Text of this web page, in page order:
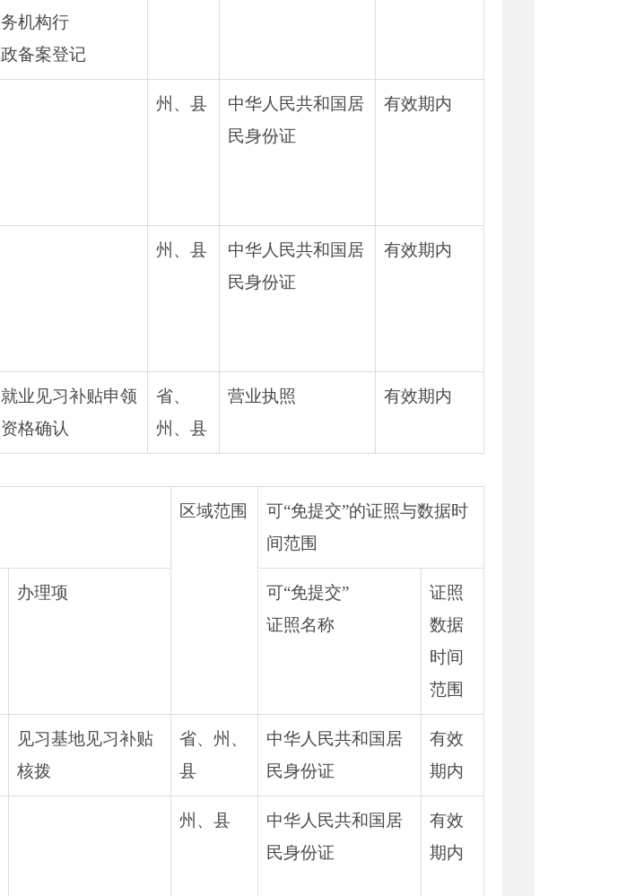
务机构行
政备案登记
州、县
中华人民共和国居
民身份证
有效期内
州、县
中华人民共和国居
民身份证
有效期内
就业见习补贴申领
资格确认
省、
州、县
营业执照 有效期内
区域范围
可“免提交”的证照与数据时
间范围
办理项
可“免提交”
证照名称
证照
数据
时间
范围
见习基地见习补贴
核拨
省、州、
县
中华人民共和国居
民身份证
有效
期内
州、县
中华人民共和国居
民身份证
有效
期内